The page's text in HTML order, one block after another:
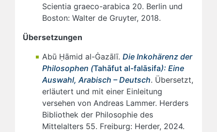
Scientia graeco-arabica 20. Berlin und
Boston: Walter de Gruyter, 2018.
Übersetzungen
Abū Ḥāmid al-Ġazālī. Die Inkohärenz der
Philosophen (Tahāfut al-falāsifa): Eine
Auswahl, Arabisch – Deutsch. Übersetzt,
erläutert und mit einer Einleitung
versehen von Andreas Lammer. Herders
Bibliothek der Philosophie des
Mittelalters 55. Freiburg: Herder, 2024.